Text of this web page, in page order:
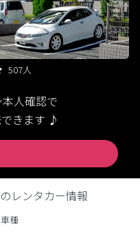
507人
人確認で
きます ♪
レンタカー情報
種